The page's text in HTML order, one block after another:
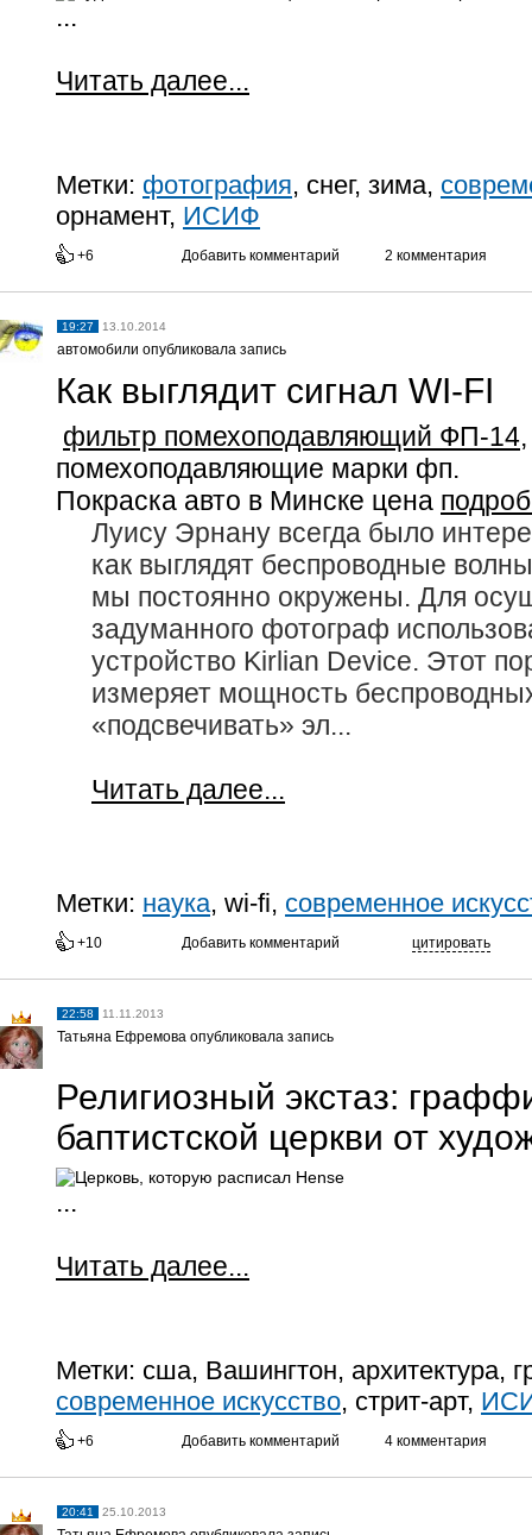
...
Читать далее...
Метки: фотография, снег, зима,
орнамент, ИСИФ
+6 Добавить комментарий 2 комментария
19:27 13.10.2014
автомобили опубликовала запись
Как выглядит сигнал WI-FI
фильтр помехоподавляющий ФП-14
помехоподавляющие марки фп.
Покраска авто в Минске цена
Луису Эрнану всегда было
как выглядят беспроводные
мы постоянно окружены. Для
задуманного фотограф
устройство Kirlian Device. Этот
измеряет мощность
«подсвечивать» эл...
Читать далее...
Метки: наука, wi-fi, современное
+10 Добавить комментарий цитировать
22:58 11.11.2013
Татьяна Ефремова опубликовала запись
Религиозный экстаз:
баптистской церкви от
...
Читать далее...
Метки: сша, Вашингтон, архитектура,
современное искусство, стрит-арт,
+6 Добавить комментарий 4 комментария
20:41 25.10.2013